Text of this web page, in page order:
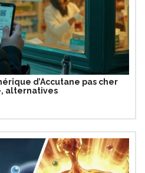
d’Accutane pas cher
alternatives